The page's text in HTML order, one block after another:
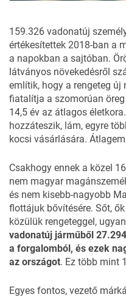
159.326 vadonatúj
értékesítettek 2018-ban a
a napokban a sajtóban.
látványos növekedésről
említik, hogy a rengeteg új
fiatalítja a szomorúan
14,5 év az átlagos
hozzáteszik, lám, egyre
kocsi vásárlására.
Csakhogy ennek a közel
nem magyar
és nem kisebb-nagyobb
flottájuk bővítésére. Sőt,
közülük rengeteggel,
vadonatúj járműből
a forgalomból, és ezek
az országot. Ez több mint
Egyes fontos, vezető